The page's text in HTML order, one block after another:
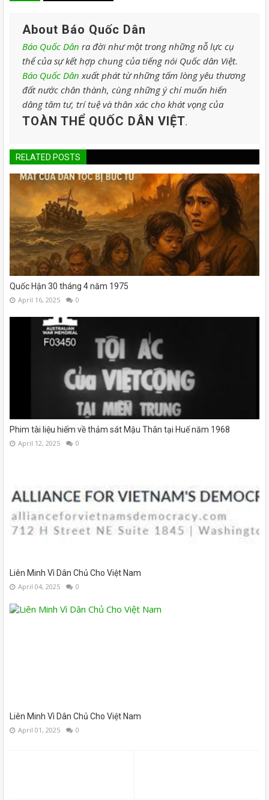
About Báo Quốc Dân
Báo Quốc Dân ra đời như một trong những nỗ lực cụ
thể của sự kết hợp chung của tiếng nói Quốc dân Việt.
Báo Quốc Dân xuất phát từ những tấm lòng yêu thương
đất nước chân thành, cùng những ý chí muốn hiến
dâng tâm tư, trí tuệ và thân xác cho khát vọng của
TOÀN THỂ QUỐC DÂN VIỆT.
RELATED POSTS
Quốc Hận 30 tháng 4 năm 1975
April 16, 2025 0
Phim tài liệu hiếm về thảm sát Mậu Thân tại Huế năm 1968
April 12, 2025 0
Liên Minh Vì Dân Chủ Cho Việt Nam
April 04, 2025 0
Liên Minh Vì Dân Chủ Cho Việt Nam
April 01, 2025 0